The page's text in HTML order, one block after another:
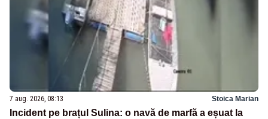
7 aug. 2026, 08:13 Stoica Marian
Incident pe brațul Sulina: o navă de marfă a eșuat la